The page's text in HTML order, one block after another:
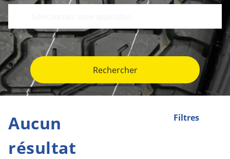
Rechercher
Filtres
Aucun
résultat